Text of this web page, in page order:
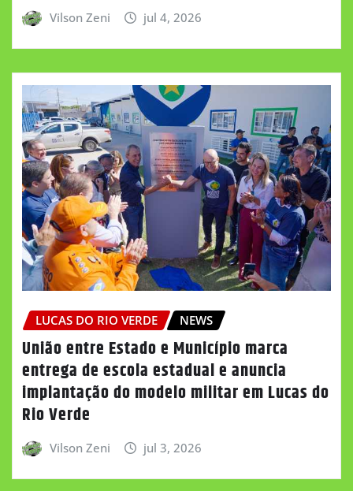
Vilson Zeni jul 4, 2026
LUCAS DO RIO VERDE NEWS
União entre Estado e Município marca
entrega de escola estadual e anuncia
implantação do modelo militar em Lucas do
Rio Verde
Vilson Zeni jul 3, 2026